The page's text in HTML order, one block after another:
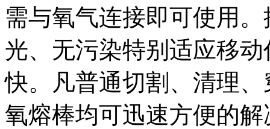
需与氧气连接即可使用
光、无污染特别适应移
快。凡普通切割、清理
氧熔棒均可迅速方便的